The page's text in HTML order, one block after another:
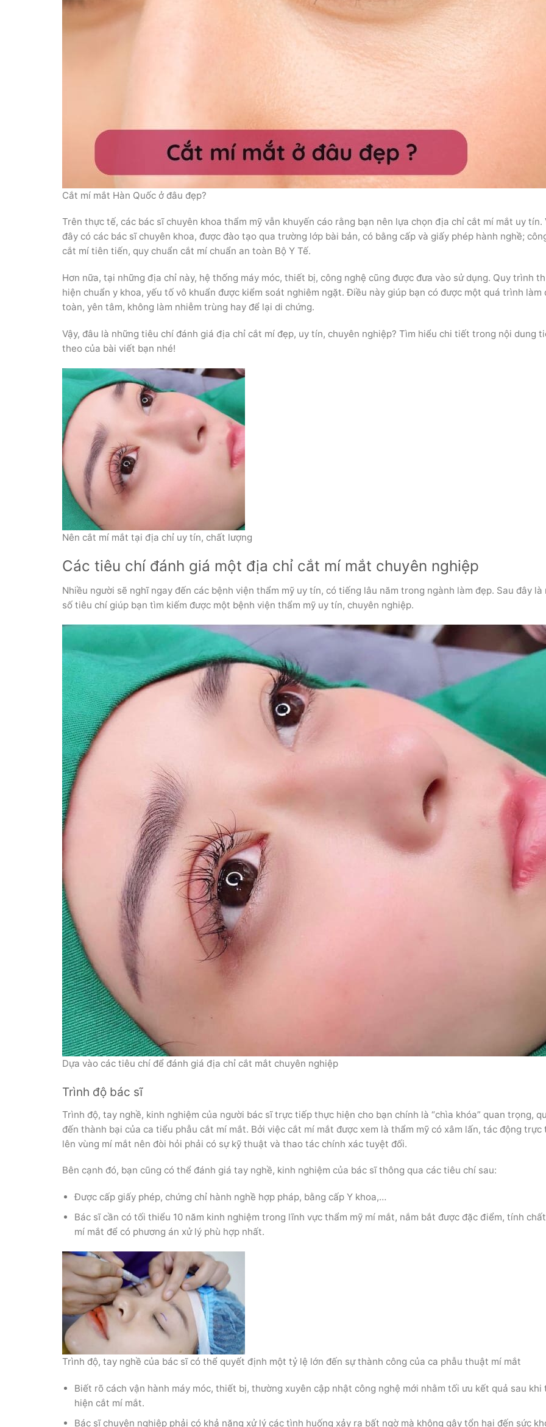
Cắt mí mắt Hàn Quốc ở đâu đẹp?
Trên thực tế, các bác sĩ chuyên khoa thẩm mỹ vẫn khuyến cáo rằng bạn nên lựa chọn địa chỉ cắt mí mắt uy tín.
đây có các bác sĩ chuyên khoa, được đào tạo qua trường lớp bài bản, có bằng cấp và giấy phép hành nghề;
cắt mí tiên tiến, quy chuẩn cắt mí chuẩn an toàn Bộ Y Tế.
Hơn nữa, tại những địa chỉ này, hệ thống máy móc, thiết bị, công nghệ cũng được đưa vào sử dụng. Quy trình
hiện chuẩn y khoa, yếu tố vô khuẩn được kiểm soát nghiêm ngặt. Điều này giúp bạn có được một quá trình làm
toàn, yên tâm, không làm nhiễm trùng hay để lại di chứng.
Vậy, đâu là những tiêu chí đánh giá địa chỉ cắt mí đẹp, uy tín, chuyên nghiệp? Tìm hiểu chi tiết trong nội dung
theo của bài viết bạn nhé!
Nên cắt mí mắt tại địa chỉ uy tín, chất lượng
Các tiêu chí đánh giá một địa chỉ cắt mí mắt chuyên nghiệp
Nhiều người sẽ nghĩ ngay đến các bệnh viện thẩm mỹ uy tín, có tiếng lâu năm trong ngành làm đẹp. Sau đây là
số tiêu chí giúp bạn tìm kiếm được một bệnh viện thẩm mỹ uy tín, chuyên nghiệp.
Dựa vào các tiêu chí để đánh giá địa chỉ cắt mắt chuyên nghiệp
Trình độ bác sĩ
Trình độ, tay nghề, kinh nghiệm của người bác sĩ trực tiếp thực hiện cho bạn chính là “chìa khóa” quan trọng,
đến thành bại của ca tiểu phẫu cắt mí mắt. Bởi việc cắt mí mắt được xem là thẩm mỹ có xâm lấn, tác động trực
lên vùng mí mắt nên đòi hỏi phải có sự kỹ thuật và thao tác chính xác tuyệt đối.
Bên cạnh đó, bạn cũng có thể đánh giá tay nghề, kinh nghiệm của bác sĩ thông qua các tiêu chí sau:
Được cấp giấy phép, chứng chỉ hành nghề hợp pháp, bằng cấp Y khoa,…
Bác sĩ cần có tối thiểu 10 năm kinh nghiệm trong lĩnh vực thẩm mỹ mí mắt, nắm bắt được đặc điểm, tính
mí mắt để có phương án xử lý phù hợp nhất.
Trình độ, tay nghề của bác sĩ có thể quyết định một tỷ lệ lớn đến sự thành công của ca phẫu thuật mí mắt
Biết rõ cách vận hành máy móc, thiết bị, thường xuyên cập nhật công nghệ mới nhằm tối ưu kết quả sau khi
hiện cắt mí mắt.
Bác sĩ chuyên nghiệp phải có khả năng xử lý các tình huống xảy ra bất ngờ mà không gây tổn hại đến sức